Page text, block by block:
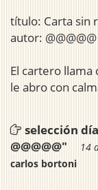
título: Carta sin
autor: @@@@@
El cartero llama
le abro con
selección
@@@@@"
14
carlos bortoni